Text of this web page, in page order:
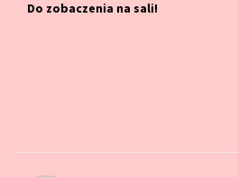
Do zobaczenia na sali!